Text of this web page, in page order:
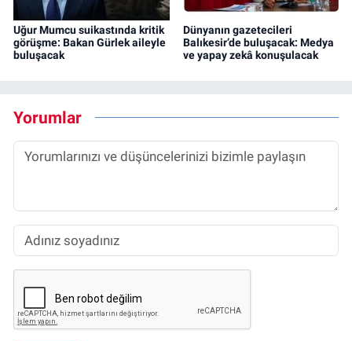
Uğur Mumcu suikastında kritik
görüşme: Bakan Gürlek aileyle
buluşacak
Dünyanın gazetecileri
Balıkesir’de buluşacak: Medya
ve yapay zekâ konuşulacak
Yorumlar